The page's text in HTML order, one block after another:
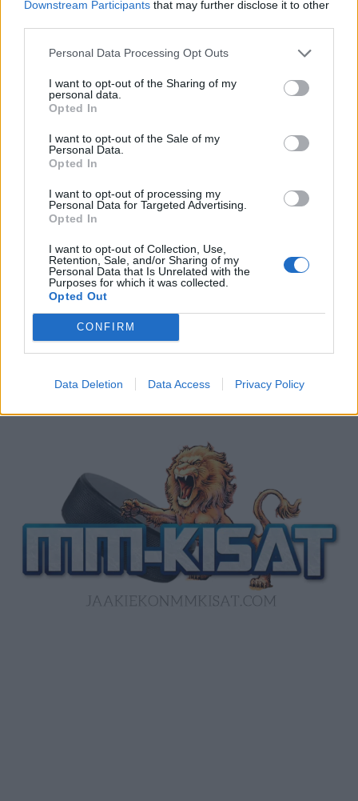
Downstream Participants that may further disclose it to other
Personal Data Processing Opt Outs
I want to opt-out of the Sharing of my
personal data.
Opted In
I want to opt-out of the Sale of my
Personal Data.
Opted In
I want to opt-out of processing my
Personal Data for Targeted Advertising.
Opted In
I want to opt-out of Collection, Use,
Retention, Sale, and/or Sharing of my
Personal Data that Is Unrelated with the
Purposes for which it was collected.
Opted Out
CONFIRM
Data Deletion Data Access Privacy Policy
Arizona Coyotesilta todellinen
pohjanoteeraus – katso, miten
alkeelliset vierasjoukkueen
hattutempun – kolmas osuma
upea taidonnäyte
Leijonat julkisti ketjut Sveitsi-peliin –
kaukaloon
divisioonassa – sai samasta tilanteesta
50 jäähyminuuttia
Kanada – USA klo 15:10 – näin katsot
ottelun ilmaiseksi TV:stä